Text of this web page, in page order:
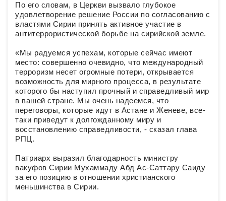
По его словам, в Церкви вызвало глубокое
удовлетворение решение России по согласованию с
властями Сирии принять активное участие в
антитеррористической борьбе на сирийской земле.
«Мы радуемся успехам, которые сейчас имеют
место: совершенно очевидно, что международный
терроризм несет огромные потери, открывается
возможность для мирного процесса, в результате
которого бы наступил прочный и справедливый мир
в вашей стране. Мы очень надеемся, что
переговоры, которые идут в Астане и Женеве, все-
таки приведут к долгожданному миру и
восстановлению справедливости, - сказал глава
РПЦ.
Патриарх выразил благодарность министру
вакуфов Сирии Мухаммаду Абд Ас-Саттару Саиду
за его позицию в отношении христианского
меньшинства в Сирии.